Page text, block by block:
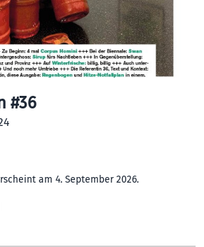
#36
am 4. September 2026.